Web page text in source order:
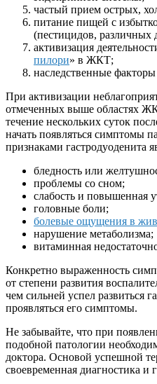
частый прием острых,
питание пищей с
(пестицидов, различных
активизация
пилори» в ЖКТ;
наследственные
При активизации
отмеченных выше областях
течение нескольких суток
начать появляться симптомы
признаками гастродуоденита
бледность или
проблемы со сном;
слабость и повышенная
головные боли;
болевые ощущения в
нарушение метаболизма;
витаминная
Конкретно выраженность
от степени развития
чем сильней успел развиться
проявляться его симптомы.
Не забывайте, что при
подобной патологии
доктора. Основой успешной
своевременная диагностика и